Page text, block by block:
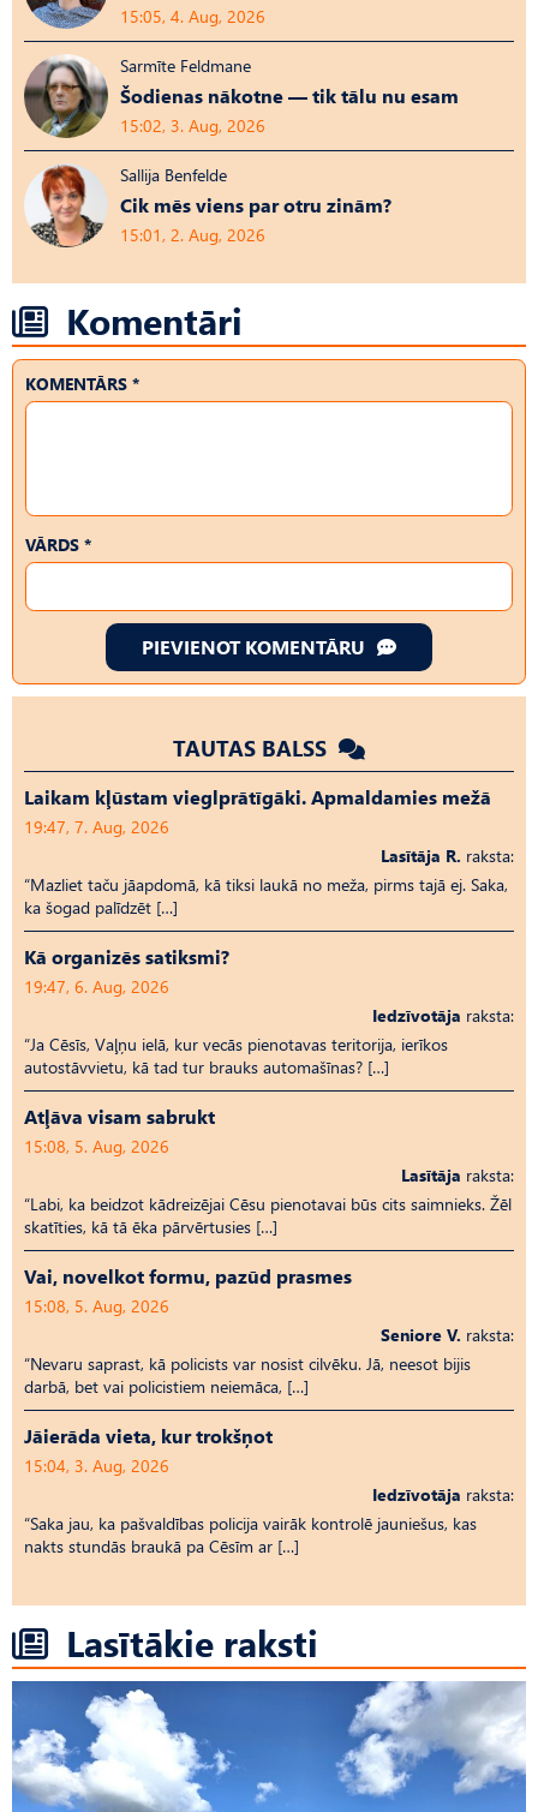
15:05, 4. Aug, 2026
Sarmīte Feldmane
Šodienas nākotne — tik tālu nu esam
15:02, 3. Aug, 2026
Sallija Benfelde
Cik mēs viens par otru zinām?
15:01, 2. Aug, 2026
Komentāri
KOMENTĀRS *
VĀRDS *
PIEVIENOT KOMENTĀRU
TAUTAS BALSS
Laikam kļūstam vieglprātīgāki. Apmaldamies mežā
19:47, 7. Aug, 2026
Lasītāja R. raksta:
“Mazliet taču jāapdomā, kā tiksi laukā no meža, pirms tajā ej. Saka,
ka šogad palīdzēt […]
Kā organizēs satiksmi?
19:47, 6. Aug, 2026
Iedzīvotāja raksta:
“Ja Cēsīs, Vaļņu ielā, kur vecās pienotavas teritorija, ierīkos
autostāvvietu, kā tad tur brauks automašīnas? […]
Atļāva visam sabrukt
15:08, 5. Aug, 2026
Lasītāja raksta:
“Labi, ka beidzot kādreizējai Cēsu pienotavai būs cits saimnieks. Žēl
skatīties, kā tā ēka pārvērtusies […]
Vai, novelkot formu, pazūd prasmes
15:08, 5. Aug, 2026
Seniore V. raksta:
“Nevaru saprast, kā policists var nosist cilvēku. Jā, neesot bijis
darbā, bet vai policistiem neiemāca, […]
Jāierāda vieta, kur trokšņot
15:04, 3. Aug, 2026
Iedzīvotāja raksta:
“Saka jau, ka pašvaldības policija vairāk kontrolē jauniešus, kas
nakts stundās braukā pa Cēsīm ar […]
Lasītākie raksti